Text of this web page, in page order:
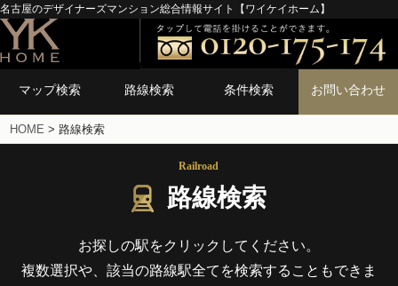
名古屋のデザイナーズマンション総合情報サイト【ワイケイホーム】
マップ検索 路線検索 条件検索 お問い合わせ
HOME > 路線検索
Railroad
路線検索
お探しの駅をクリックしてください。
複数選択や、該当の路線駅全てを検索することもできま